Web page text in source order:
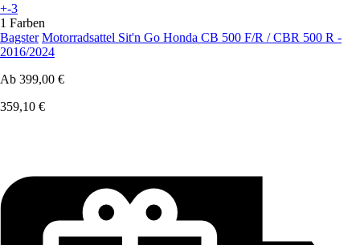
+-3
1 Farben
Bagster Motorradsattel Sit'n Go Honda CB 500 F/R / CBR 500 R -
2016/2024
Ab 399,00 €
359,10 €